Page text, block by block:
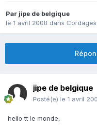
Par jipe de belgique
le 1 avril 2008 dans Cordages
jipe de belgique
Posté(e) le 1 avril
hello tt le monde,